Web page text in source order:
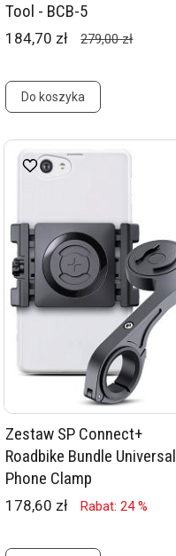
Tool - BCB-5
184,70 zł 279,00 zł
Do koszyka
Zestaw SP Connect+
Roadbike Bundle Universal
Phone Clamp
178,60 zł Rabat: 24 %